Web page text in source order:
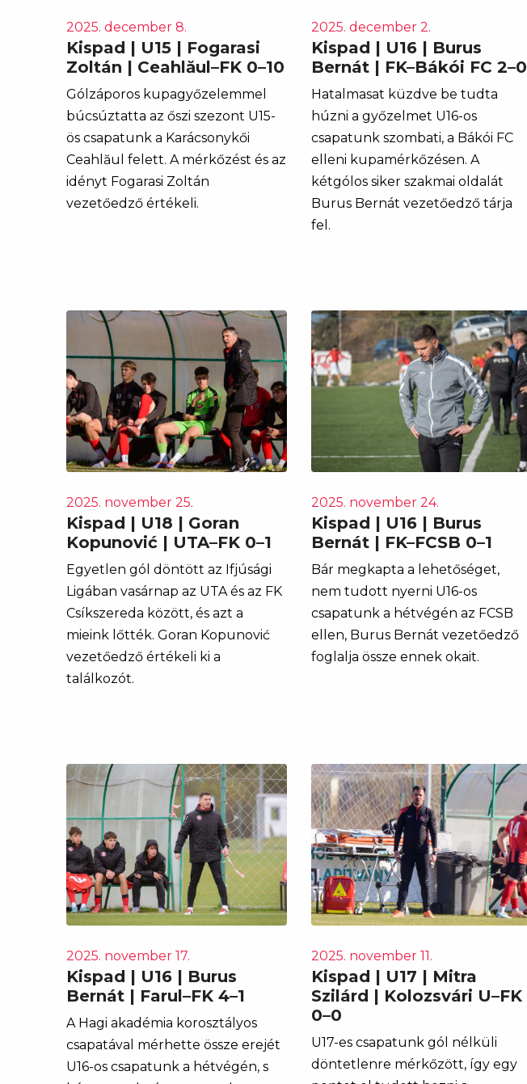
2025. december 8.
Kispad | U15 | Fogarasi
Zoltán | Ceahlăul–FK 0–10
Gólzáporos kupagyőzelemmel
búcsúztatta az őszi szezont U15-
ös csapatunk a Karácsonykői
Ceahlăul felett. A mérkőzést és az
idényt Fogarasi Zoltán
vezetőedző értékeli.
2025. december 2.
Kispad | U16 | Burus
Bernát | FK–Bákói FC 2–0
Hatalmasat küzdve be tudta
húzni a győzelmet U16-os
csapatunk szombati, a Bákói FC
elleni kupamérkőzésen. A
kétgólos siker szakmai oldalát
Burus Bernát vezetőedző tárja
fel.
2025. november 25.
Kispad | U18 | Goran
Kopunović | UTA–FK 0–1
Egyetlen gól döntött az Ifjúsági
Ligában vasárnap az UTA és az FK
Csíkszereda között, és azt a
mieink lőtték. Goran Kopunović
vezetőedző értékeli ki a
találkozót.
2025. november 24.
Kispad | U16 | Burus
Bernát | FK–FCSB 0–1
Bár megkapta a lehetőséget,
nem tudott nyerni U16-os
csapatunk a hétvégén az FCSB
ellen, Burus Bernát vezetőedző
foglalja össze ennek okait.
2025. november 17.
Kispad | U16 | Burus
Bernát | Farul–FK 4–1
A Hagi akadémia korosztályos
csapatával mérhette össze erejét
U16-os csapatunk a hétvégén, s
2025. november 11.
Kispad | U17 | Mitra
Szilárd | Kolozsvári U–FK
0–0
U17-es csapatunk gól nélküli
döntetlenre mérkőzött, így egy